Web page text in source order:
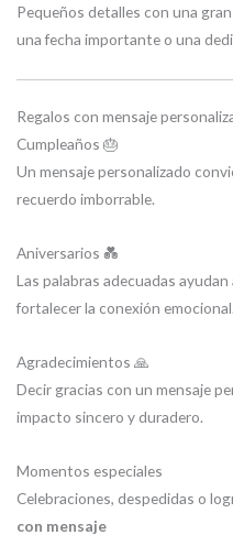
Pequeños detalles con una
una fecha importante o una
Regalos con mensaje
Cumpleaños 🎂
Un mensaje personalizado
recuerdo imborrable.
Aniversarios 💑
Las palabras adecuadas
fortalecer la conexión emocional.
Agradecimientos 🙏
Decir gracias con un mensaje
impacto sincero y duradero.
Momentos especiales
Celebraciones, despedidas o
con mensaje